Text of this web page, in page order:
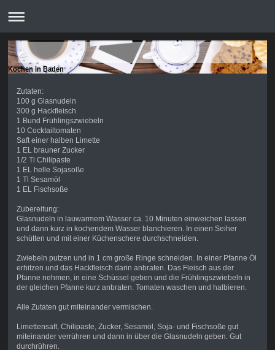
Kochen in Baden
Zutaten:
100 g Glasnudeln
300 g Hackfleisch
1 Bund Frühlingszwiebeln
10 Cocktailtomaten
Saft einer halben Limette
1 EL brauner Zucker
1/2 Tl Chilipaste
1 EL helle Sojasoße
1 Tl Sesamöl
1 EL Fischsoße
Zubereitung:
Glasnudeln in lauwarmem Wasser ca. 10 Minuten einweichen lassen
und dann kurz in kochendem Wasser blanchieren. In einen Seiher
schütten und mit einer Küchenschere durchschneiden.
Zwiebeln putzen und in 1 cm große Ringe schneiden. In einer Pfanne Öl
erhitzen und das Hackfleisch darin anbraten. Das Fleisch aus der
Pfanne nehmen, in eine Schüssel geben und die Frühlingszwiebeln in
der gleichen Pfanne kurz anbraten. Tomaten waschen und halbieren.
Alle Zutaten gut miteinander vermischen.
Limettensaft, Chilipaste, Zucker, Sesamöl, Soja- und Fischsoße gut
miteinander verrühren und dann in über die Glasnudeln geben. Gut
durchrühren.